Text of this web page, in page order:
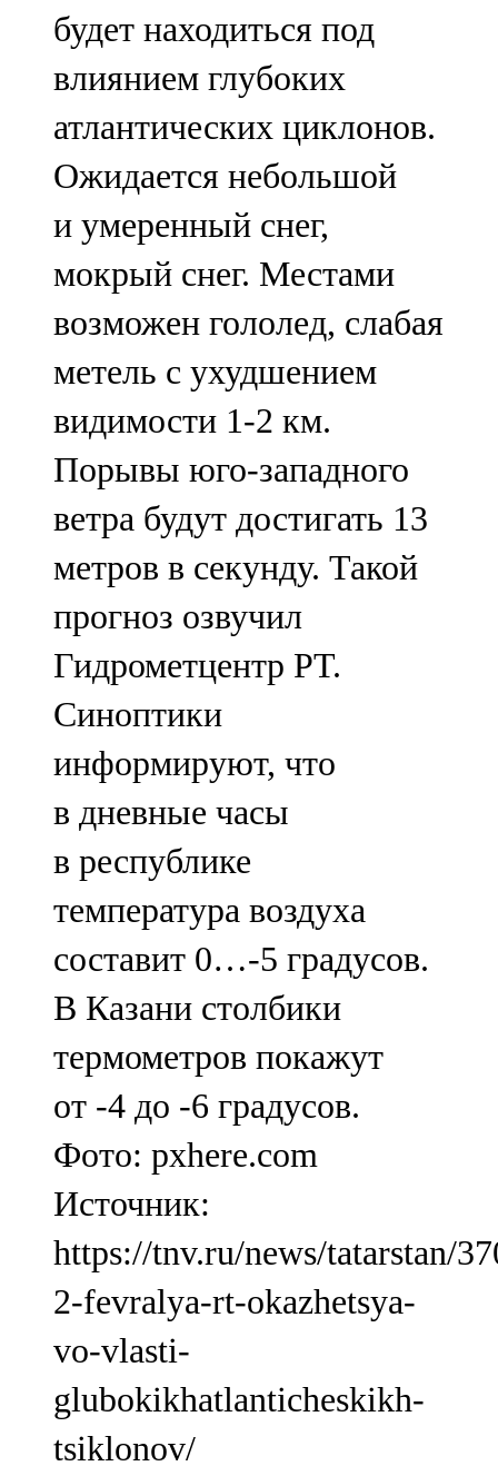
107,8 FM
Теләче
106,1 FM
Түбән Кама
102,6 FM
Чирмешән
107,7 FM
Чистай
103,0 FM
Чүпрәле
91,0 FM
Шәмәрдән
102,3 FM
Яңа чишмә
107,0 FM
Яр Чаллы
105,5 FM
будет находиться под
влиянием глубоких
атлантических циклонов.
Ожидается небольшой
и умеренный снег,
мокрый снег. Местами
возможен гололед, слабая
метель с ухудшением
видимости 1-2 км.
Порывы юго-западного
ветра будут достигать 13
метров в секунду. Такой
прогноз озвучил
Гидрометцентр РТ.
Синоптики
информируют, что
в дневные часы
в республике
температура воздуха
составит 0…-5 градусов.
В Казани столбики
термометров покажут
от -4 до -6 градусов.
Фото: pxhere.com
Источник:
https://tnv.ru/news/tatarstan/
2-fevralya-rt-okazhetsya-
vo-vlasti-
glubokikhatlanticheskikh-
tsiklonov/